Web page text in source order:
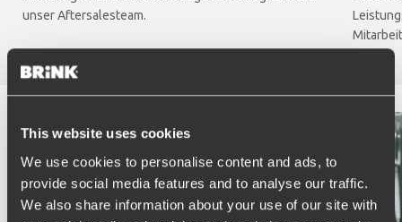
This website uses cookies
We use cookies to personalise content and ads, to
provide social media features and to analyse our traffic.
We also share information about your use of our site with
unser Aftersalesteam.